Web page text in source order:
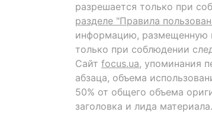
разрешается только при
разделе "Правила
информацию, размещенную
только при соблюдении
Сайт focus.ua, упоминания
абзаца, объема
50% от общего объема
заголовка и лида